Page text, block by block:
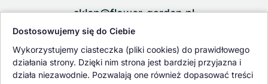
sklep@flower-garden.pl
Oferowane przez nas rośliny i nasiona podlegają regularnej ścisłej
kontroli jakości oraz kontroli zdrowotnej przeprowadzanej przez
wykwalifikowane osoby z Państwowej Inspekcji Ochrony Roślin i
Dostosowujemy się do Ciebie
Wykorzystujemy ciasteczka (pliki cookies) do prawidłowego
działania strony. Dzięki nim strona jest bardziej przyjazna i
działa niezawodnie. Pozwalają one również dopasować treści